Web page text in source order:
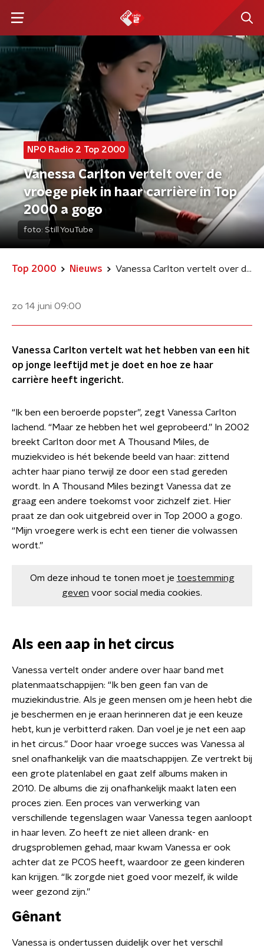
NPO Radio 2 Top 2000
Vanessa Carlton vertelt over de
vroege piek in haar carrière in Top
2000 a gogo
foto: Still YouTube
Top 2000 Nieuws Vanessa Carlton vertelt over de vroege piek in haar carrière in Top 2000 a gogo
zo 14 juni 09:00
Vanessa Carlton vertelt wat het hebben van een hit
op jonge leeftijd met je doet en hoe ze haar
carrière heeft ingericht.
“Ik ben een beroerde popster”, zegt Vanessa Carlton
lachend. “Maar ze hebben het wel geprobeerd.” In 2002
breekt Carlton door met A Thousand Miles, de
muziekvideo is hét bekende beeld van haar: zittend
achter haar piano terwijl ze door een stad gereden
wordt. In A Thousand Miles bezingt Vanessa dat ze
graag een andere toekomst voor zichzelf ziet. Hier
praat ze dan ook uitgebreid over in Top 2000 a gogo.
“Mijn vroegere werk is echt een tiener die volwassen
wordt.”
Om deze inhoud te tonen moet je toestemming
geven voor social media cookies.
Als een aap in het circus
Vanessa vertelt onder andere over haar band met
platenmaatschappijen: “Ik ben geen fan van de
muziekindustrie. Als je geen mensen om je heen hebt die
je beschermen en je eraan herinneren dat je een keuze
hebt, kun je verbitterd raken. Dan voel je je net een aap
in het circus.” Door haar vroege succes was Vanessa al
snel onafhankelijk van die maatschappijen. Ze vertrekt bij
een grote platenlabel en gaat zelf albums maken in
2010. De albums die zij onafhankelijk maakt laten een
proces zien. Een proces van verwerking van
verschillende tegenslagen waar Vanessa tegen aanloopt
in haar leven. Zo heeft ze niet alleen drank- en
drugsproblemen gehad, maar kwam Vanessa er ook
achter dat ze PCOS heeft, waardoor ze geen kinderen
kan krijgen. “Ik zorgde niet goed voor mezelf, ik wilde
weer gezond zijn.”
Gênant
Vanessa is ondertussen duidelijk over het verschil